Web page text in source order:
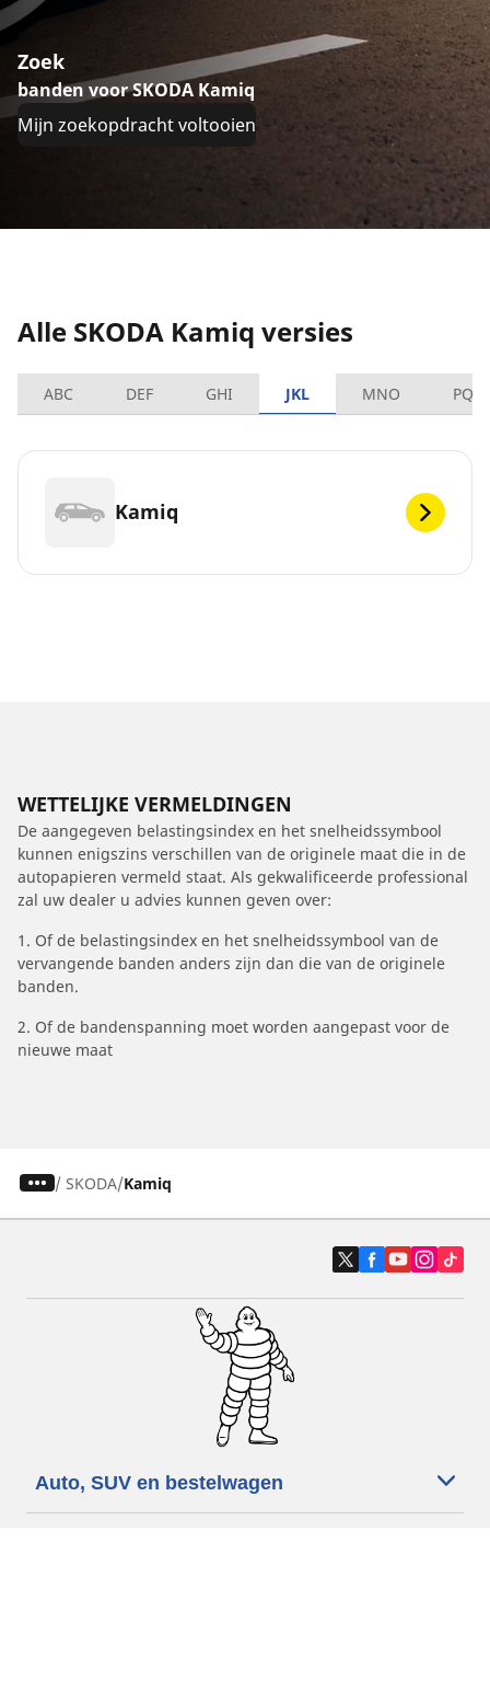
Zoek
banden voor SKODA Kamiq
Mijn zoekopdracht voltooien
Alle SKODA Kamiq versies
ABC DEF GHI JKL MNO
Kamiq
WETTELIJKE VERMELDINGEN
De aangegeven belastingsindex en het snelheidssymbool
kunnen enigszins verschillen van de originele maat die in de
autopapieren vermeld staat. Als gekwalificeerde professional
zal uw dealer u advies kunnen geven over:
1. Of de belastingsindex en het snelheidssymbool van de
vervangende banden anders zijn dan die van de originele
banden.
2. Of de bandenspanning moet worden aangepast voor de
nieuwe maat
/ SKODA Kamiq
Auto, SUV en bestelwagen